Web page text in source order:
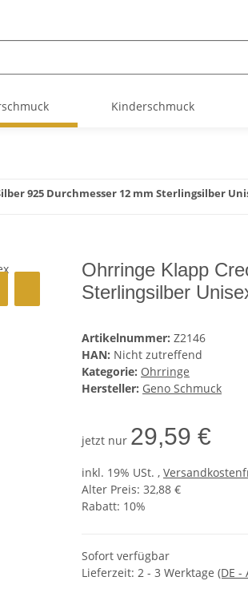
Kinderschmuck
925 Durchmesser 12 mm Sterlingsilber
Ohrringe Klapp
Sterlingsilber
Artikelnummer: Z2146
HAN: Nicht zutreffend
Kategorie: Ohrringe
Hersteller: Geno Schmuck
jetzt nur 29,59 €
inkl. 19% USt. ,
Alter Preis: 32,88 €
Rabatt: 10%
Sofort verfügbar
Lieferzeit: 2 - 3 Werktage (DE